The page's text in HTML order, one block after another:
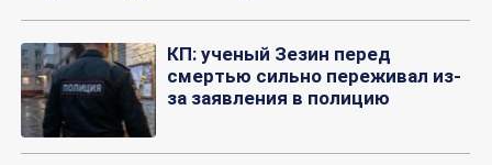
КП: ученый Зезин перед
смертью сильно переживал из-
за заявления в полицию